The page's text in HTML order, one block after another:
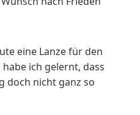
eine Lanze für den
ich gelernt, dass
doch nicht ganz so